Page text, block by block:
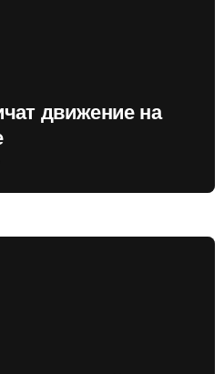
движение на